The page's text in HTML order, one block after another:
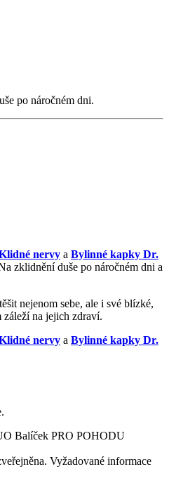
po náročném dni.
nervy a Bylinné kapky Dr.
zklidnění duše po náročném dni a
nejenom sebe, ale i své blízké,
záleží na jejich zdraví.
nervy a Bylinné kapky Dr.
Balíček PRO POHODU
Vyžadované informace